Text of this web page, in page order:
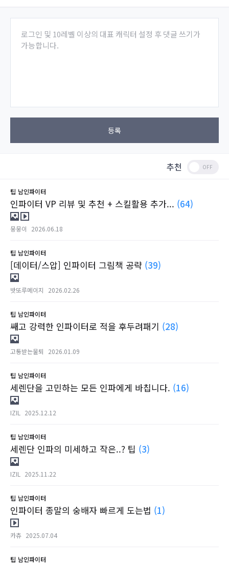
로그인 및 10레벨 이상의 대표 캐릭터 설정 후 댓글 쓰기가
가능합니다.
등록
추천
팁 남인파이터
인파이터 VP 리뷰 및 추천 + 스킬활용 추가... (64)
뭉뭉이 2026.06.18
팁 남인파이터
[데이터/스압] 인파이터 그림책 공략 (39)
밧또루메이지 2026.02.26
팁 남인파이터
쌔고 강력한 인파이터로 적을 후두려패기 (28)
고통받는물퇴 2026.01.09
팁 남인파이터
세렌단을 고민하는 모든 인파에게 바칩니다. (16)
IZIL 2025.12.12
팁 남인파이터
세렌단 인파의 미세하고 작은..? 팁 (3)
IZIL 2025.11.22
팁 남인파이터
인파이터 종말의 숭배자 빠르게 도는법 (1)
카츄 2025.07.04
팁 남인파이터